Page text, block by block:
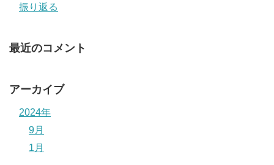
振り返る
最近のコメント
アーカイブ
2024年
9月
1月